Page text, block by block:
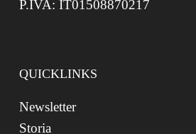
P.IVA: IT01508870217
QUICKLINKS
Newsletter
Storia